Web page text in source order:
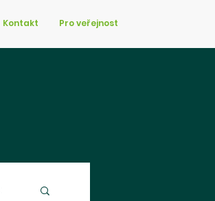
Kontakt Pro veřejnost